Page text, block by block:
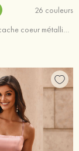
26 couleurs
Robe trapèze cache coeur métallique courte/mini robe de fête de la rentrée